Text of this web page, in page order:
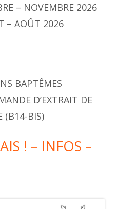
– NOVEMBRE 2026
– AOÛT 2026
BAPTÊMES
D’EXTRAIT DE
(B14-BIS)
! – INFOS –